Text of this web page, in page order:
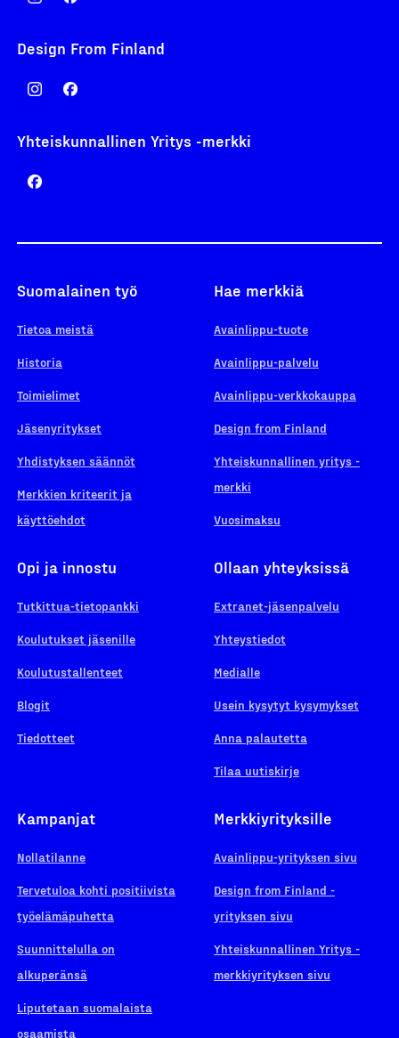
Design From Finland
Yhteiskunnallinen Yritys -merkki
Suomalainen työ
Tietoa meistä
Historia
Toimielimet
Jäsenyritykset
Yhdistyksen säännöt
Merkkien kriteerit ja
käyttöehdot
Hae merkkiä
Avainlippu-tuote
Avainlippu-palvelu
Avainlippu-verkkokauppa
Design from Finland
Yhteiskunnallinen yritys -
merkki
Vuosimaksu
Opi ja innostu
Tutkittua-tietopankki
Koulutukset jäsenille
Koulutustallenteet
Blogit
Tiedotteet
Ollaan yhteyksissä
Extranet-jäsenpalvelu
Yhteystiedot
Medialle
Usein kysytyt kysymykset
Anna palautetta
Tilaa uutiskirje
Kampanjat
Nollatilanne
Tervetuloa kohti positiivista
työelämäpuhetta
Suunnittelulla on
alkuperänsä
Liputetaan suomalaista
osaamista
Merkkiyrityksille
Avainlippu-yrityksen sivu
Design from Finland -
yrityksen sivu
Yhteiskunnallinen Yritys -
merkkiyrityksen sivu